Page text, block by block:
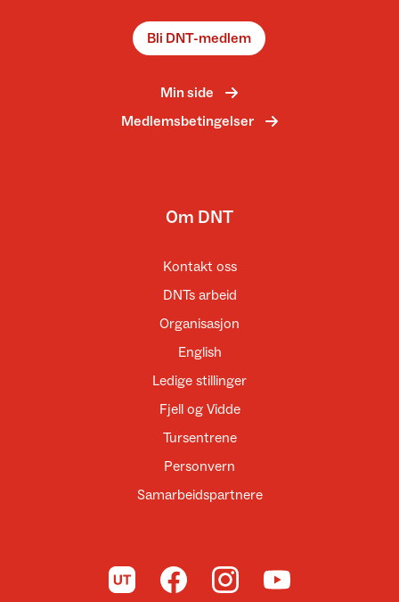
Bli DNT-medlem
Min side
Medlemsbetingelser
Om DNT
Kontakt oss
DNTs arbeid
Organisasjon
English
Ledige stillinger
Fjell og Vidde
Tursentrene
Personvern
Samarbeidspartnere
Til UT.no Til DNT på Facebook
Til DNT på Instagram
Til DNT på YouTube